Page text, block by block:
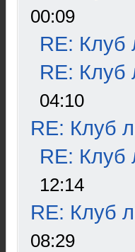
00:09
RE: Клуб
RE: Клуб
04:10
RE: Клуб
RE: Клуб
12:14
RE: Клуб
08:29